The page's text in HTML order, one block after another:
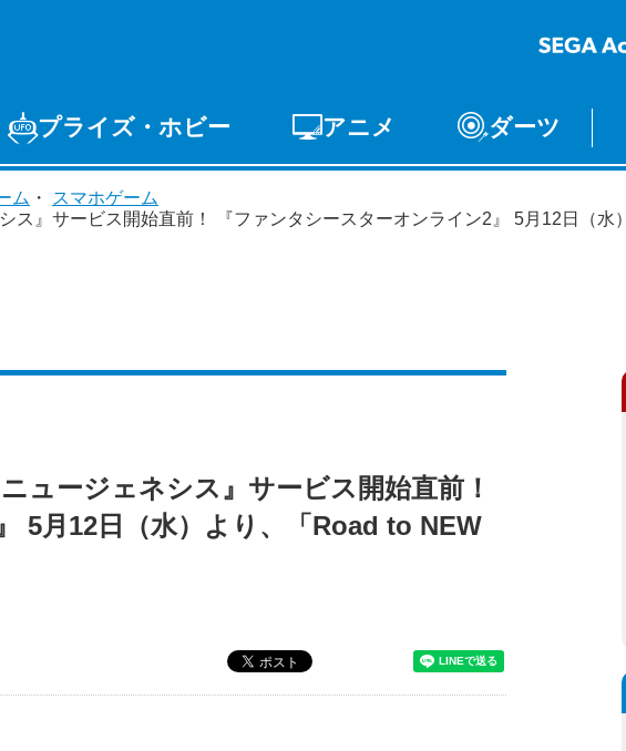
用ゲーム PCゲーム
プライズ・ホビー
プライズ トイ
オンライン
アニメ ダーツ
ム ・
スマホゲーム
ス』サービス開始直前！ 『ファンタシースターオンライン2』 5月12日（水
ュージェネシス』サービス開始直前！
5月12日（水）より、「Road to NEW